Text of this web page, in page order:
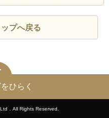
プへ戻る
ひらく
．All Rights Reserved.